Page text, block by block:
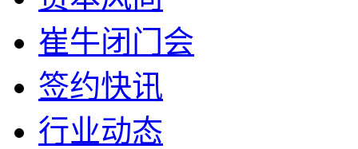
崔牛闭门会
签约快讯
行业动态